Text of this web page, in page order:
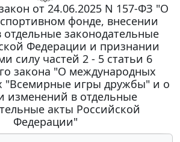
от 24.06.2025 N 157-ФЗ "О
фонде, внесении
законодательные
Федерации и признании
силу частей 2 - 5 статьи 6
закона "О международных
"Всемирные игры дружбы" и о
изменений в отдельные
акты Российской
Федерации"